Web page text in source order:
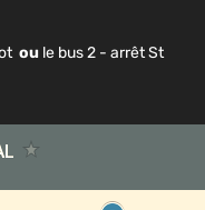
ou le bus 2 - arrêt St